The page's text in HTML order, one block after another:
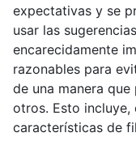
expectativas y se
usar las
encarecidamente
razonables para
de una manera
otros. Esto incluye,
características de